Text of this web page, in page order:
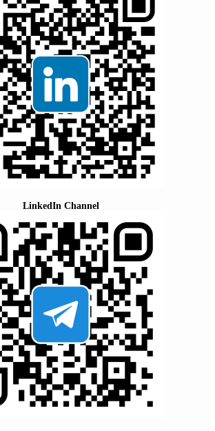
LinkedIn Channel